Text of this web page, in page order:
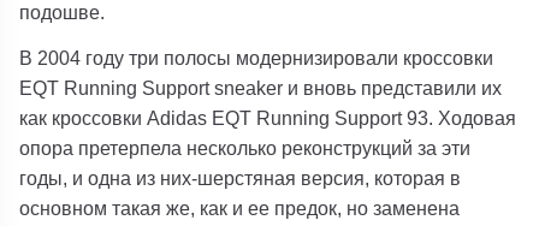
подошве.
В 2004 году три полосы модернизировали кроссовки
EQT Running Support sneaker и вновь представили их
как кроссовки Adidas EQT Running Support 93. Ходовая
опора претерпела несколько реконструкций за эти
годы, и одна из них-шерстяная версия, которая в
основном такая же, как и ее предок, но заменена